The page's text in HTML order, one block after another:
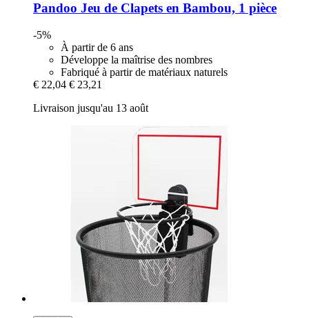
Pandoo Jeu de Clapets en Bambou, 1 pièce
-5%
À partir de 6 ans
Développe la maîtrise des nombres
Fabriqué à partir de matériaux naturels
€ 22,04 € 23,21
Livraison jusqu'au 13 août